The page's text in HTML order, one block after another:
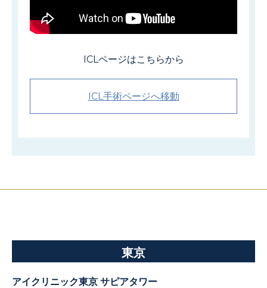
ICLページはこちらから
ICL手術ページへ移動
東京
アイクリニック東京 サピアタワー